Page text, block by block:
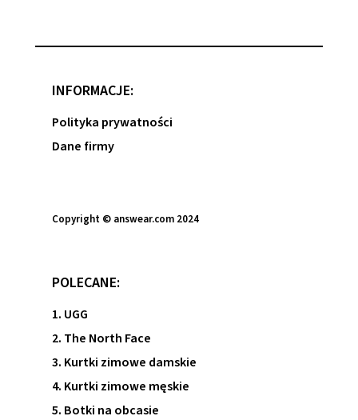
najbardziej wyczekiwany moment przez gości,
przez cały dzień. Wygodne …
INFORMACJE:
Polityka prywatności
Dane firmy
Copyright © answear.com 2024
POLECANE:
1. UGG
2. The North Face
3. Kurtki zimowe damskie
4. Kurtki zimowe męskie
5. Botki na obcasie